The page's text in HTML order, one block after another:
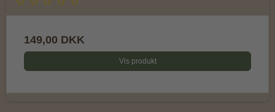
149,00 DKK
Vis produkt